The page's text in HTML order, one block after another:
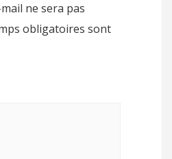
ne sera pas
obligatoires sont